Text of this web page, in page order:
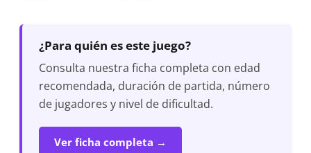
¿Para quién es este juego?
Consulta nuestra ficha completa con edad
recomendada, duración de partida, número
de jugadores y nivel de dificultad.
Ver ficha completa →